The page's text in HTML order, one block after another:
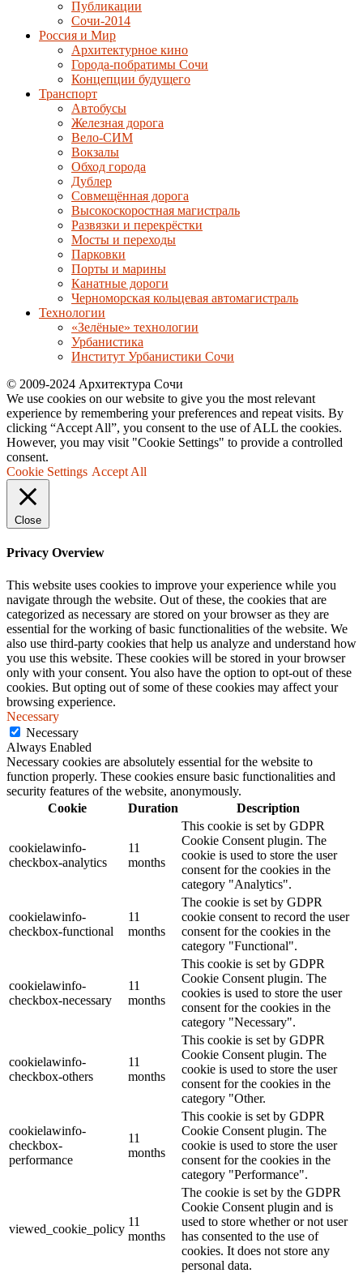
Публикации
Сочи-2014
Россия и Мир
Архитектурное кино
Города-побратимы Сочи
Концепции будущего
Транспорт
Автобусы
Железная дорога
Вело-СИМ
Вокзалы
Обход города
Дублер
Совмещённая дорога
Высокоскоростная магистраль
Развязки и перекрёстки
Мосты и переходы
Парковки
Порты и марины
Канатные дороги
Черноморская кольцевая автомагистраль
Технологии
«Зелёные» технологии
Урбанистика
Институт Урбанистики Сочи
© 2009-2024 Архитектура Сочи
We use cookies on our website to give you the most relevant
experience by remembering your preferences and repeat visits. By
clicking “Accept All”, you consent to the use of ALL the cookies.
However, you may visit "Cookie Settings" to provide a controlled
consent.
Cookie Settings Accept All
Close
Privacy Overview
This website uses cookies to improve your experience while you
navigate through the website. Out of these, the cookies that are
categorized as necessary are stored on your browser as they are
essential for the working of basic functionalities of the website. We
also use third-party cookies that help us analyze and understand how
you use this website. These cookies will be stored in your browser
only with your consent. You also have the option to opt-out of these
cookies. But opting out of some of these cookies may affect your
browsing experience.
Necessary
Necessary
Always Enabled
Necessary cookies are absolutely essential for the website to
function properly. These cookies ensure basic functionalities and
security features of the website, anonymously.
Cookie
Duration Description
cookielawinfo-
checkbox-analytics
11
months
This cookie is set by GDPR
Cookie Consent plugin. The
cookie is used to store the user
consent for the cookies in the
category "Analytics".
cookielawinfo-
checkbox-functional
11
months
The cookie is set by GDPR
cookie consent to record the user
consent for the cookies in the
category "Functional".
cookielawinfo-
checkbox-necessary
11
months
This cookie is set by GDPR
Cookie Consent plugin. The
cookies is used to store the user
consent for the cookies in the
category "Necessary".
cookielawinfo-
checkbox-others
11
months
This cookie is set by GDPR
Cookie Consent plugin. The
cookie is used to store the user
consent for the cookies in the
category "Other.
cookielawinfo-
checkbox-
performance
11
months
This cookie is set by GDPR
Cookie Consent plugin. The
cookie is used to store the user
consent for the cookies in the
category "Performance".
viewed_cookie_policy
11
months
The cookie is set by the GDPR
Cookie Consent plugin and is
used to store whether or not user
has consented to the use of
cookies. It does not store any
personal data.